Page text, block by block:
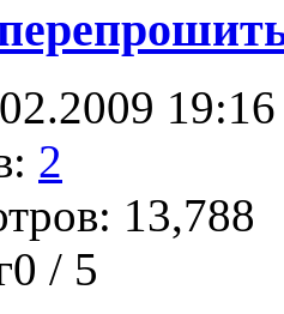
19:16
2
13,788
/ 5